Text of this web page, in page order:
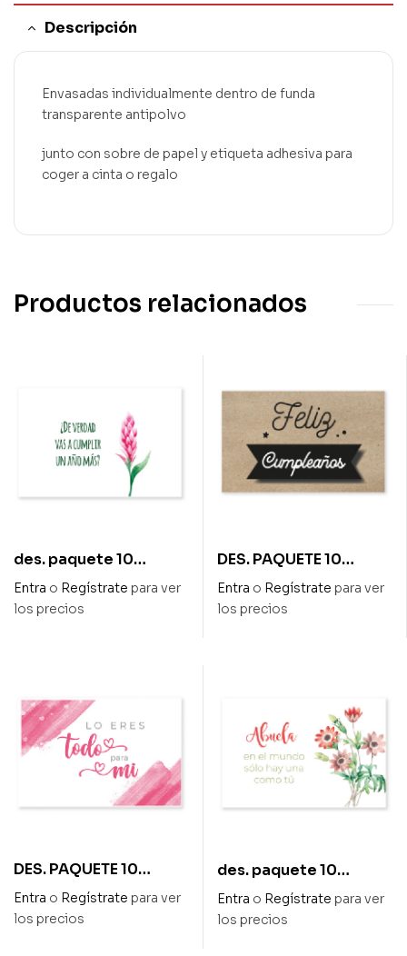
Descripción
Envasadas individualmente dentro de funda
transparente antipolvo
junto con sobre de papel y etiqueta adhesiva para
coger a cinta o regalo
Productos relacionados
des. paquete 10
tarjetas «¿de verdad
vas a cumplir un año
Entra o Regístrate para ver
los precios
DES. PAQUETE 10
TARJETAS «FELIZ
CUMPLEAÑOS»
Entra o Regístrate para ver
los precios
DES. PAQUETE 10
TARJETAS «LO ERES
TODO PARA MI»
Entra o Regístrate para ver
los precios
des. paquete 10
tarjetas «abuela en el
mundo solo hay una
Entra o Regístrate para ver
los precios